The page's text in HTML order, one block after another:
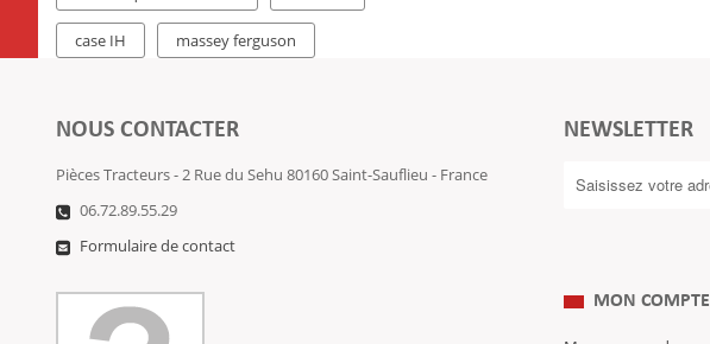
case IH massey ferguson
NOUS CONTACTER
Pièces Tracteurs - 2 Rue du Sehu 80160 Saint-Sauflieu - France
06.72.89.55.29
Formulaire de contact
NEWSLETTER
MON COMPTE